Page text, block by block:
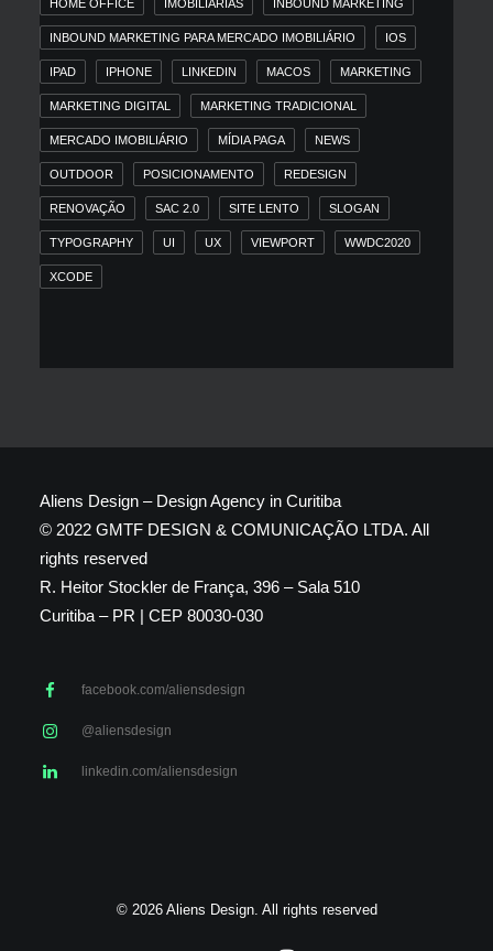
HOME OFFICE IMOBILIÁRIAS INBOUND MARKETING
INBOUND MARKETING PARA MERCADO IMOBILIÁRIO IOS
IPAD IPHONE LINKEDIN MACOS MARKETING
MARKETING DIGITAL MARKETING TRADICIONAL
MERCADO IMOBILIÁRIO MÍDIA PAGA NEWS
OUTDOOR POSICIONAMENTO REDESIGN
RENOVAÇÃO SAC 2.0 SITE LENTO SLOGAN
TYPOGRAPHY UI UX VIEWPORT WWDC2020
XCODE
Aliens Design – Design Agency in Curitiba
© 2022 GMTF DESIGN & COMUNICAÇÃO LTDA. All
rights reserved
R. Heitor Stockler de França, 396 – Sala 510
Curitiba – PR | CEP 80030-030
facebook.com/aliensdesign
@aliensdesign
linkedin.com/aliensdesign
© 2026 Aliens Design. All rights reserved